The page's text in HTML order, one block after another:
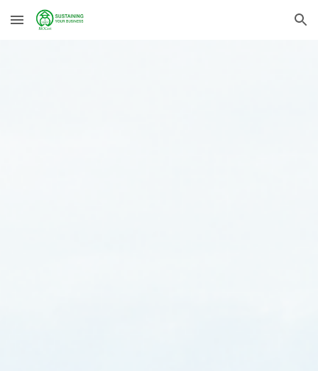
Skip to main content Skip to navigation